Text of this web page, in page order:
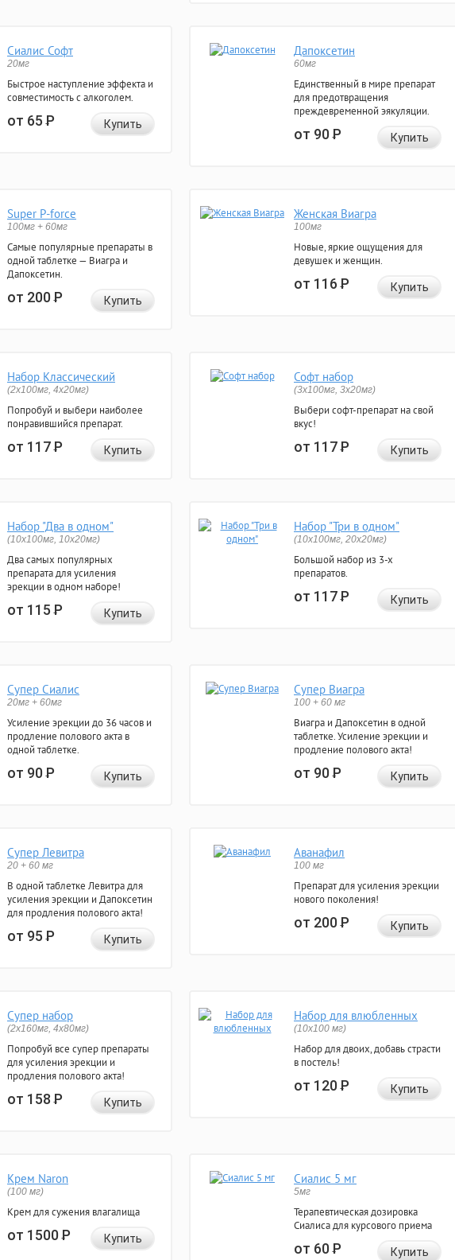
Сиалис Софт
20мг
Быстрое наступление эффекта и
совместимость с алкоголем.
от 65Р Купить
Дапоксетин
60мг
Единственный в мире препарат
для предотвращения
преждевременной эякуляции.
от 90Р Купить
Super P-force
100мг + 60мг
Самые популярные препараты в
одной таблетке — Виагра и
Дапоксетин.
от 200Р Купить
Женская Виагра
100мг
Новые, яркие ощущения для
девушек и женщин.
от 116Р Купить
Набор Классический
(2x100мг, 4x20мг)
Попробуй и выбери наиболее
понравившийся препарат.
от 117Р Купить
Софт набор
(3x100мг, 3x20мг)
Выбери софт-препарат на свой
вкус!
от 117Р Купить
Набор "Два в одном"
(10x100мг, 10x20мг)
Два самых популярных
препарата для усиления
эрекции в одном наборе!
от 115Р Купить
Набор "Три в одном"
(10x100мг, 20x20мг)
Большой набор из 3-х
препаратов.
от 117Р Купить
Супер Сиалис
20мг + 60мг
Усиление эрекции до 36 часов и
продление полового акта в
одной таблетке.
от 90Р Купить
Супер Виагра
100 + 60 мг
Виагра и Дапоксетин в одной
таблетке. Усиление эрекции и
продление полового акта!
от 90Р Купить
Супер Левитра
20 + 60 мг
В одной таблетке Левитра для
усиления эрекции и Дапоксетин
для продления полового акта!
от 95Р Купить
Аванафил
100 мг
Препарат для усиления эрекции
нового поколения!
от 200Р Купить
Супер набор
(2х160мг, 4х80мг)
Попробуй все супер препараты
для усиления эрекции и
продления полового акта!
от 158Р Купить
Набор для влюбленных
(10х100 мг)
Набор для двоих, добавь страсти
в постель!
от 120Р Купить
Крем Naron
(100 мг)
Крем для сужения влагалища
от 1500Р Купить
Сиалис 5 мг
5мг
Терапевтическая дозировка
Сиалиса для курсового приема
от 60Р Купить